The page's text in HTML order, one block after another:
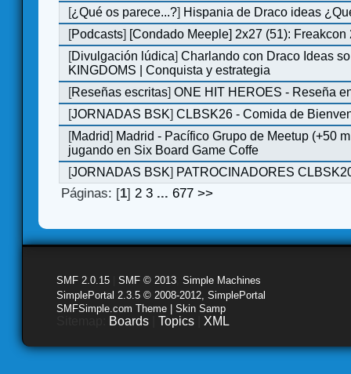
[¿Qué os parece...?] Hispania de Draco ideas
[Podcasts] [Condado Meeple] 2x27 (51): Freakcon
[Divulgación lúdica]Charlando con Draco Ideas
KINGDOMS | Conquista y estrategia
[Reseñas escritas]ONE HIT HEROES - Reseña
[JORNADAS BSK]CLBSK26 - Comida de
[Madrid] Madrid - Pacífico Grupo de Meetup (+50
jugando en Six Board Game Coffe
[JORNADAS BSK] PATROCINADORES
Páginas: [1]2 3 ...677 >>
SMF 2.0.15 SMF © 2013 Simple Machines
SimplePortal 2.3.5 © 2008-2012, SimplePortal
SMFSimple.com Theme | Skin Samp
Boards Topics XML